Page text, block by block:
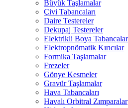
Büyük Taşlamalar
Çivi Tabancaları
Daire Testereler
Dekupaj Testereler
Elektrikli Boya
Elektropnömatik Kırıcılar
Formika Taşlamalar
Frezeler
Gönye Kesmeler
Gravür Taşlamalar
Hava Tabancaları
Havalı Orbitral Zımparalar